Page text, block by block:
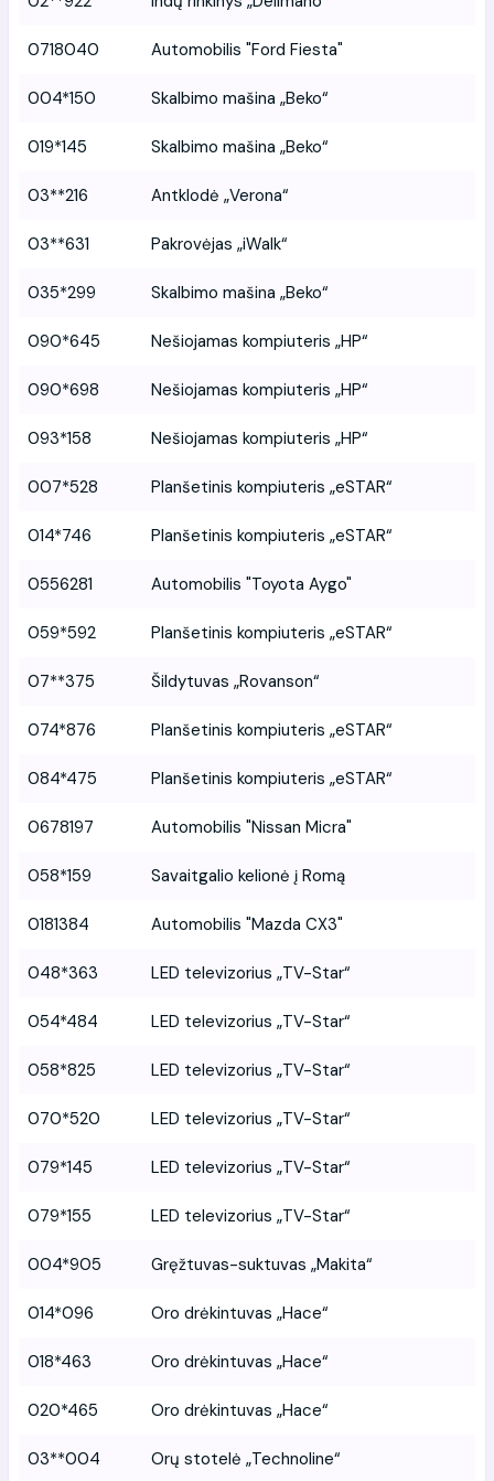
0718040 Automobilis "Ford Fiesta"
004*150 Skalbimo mašina „Beko“
019*145 Skalbimo mašina „Beko“
03**216 Antklodė „Verona“
03**631 Pakrovėjas „iWalk“
035*299 Skalbimo mašina „Beko“
090*645 Nešiojamas kompiuteris „HP“
090*698 Nešiojamas kompiuteris „HP“
093*158 Nešiojamas kompiuteris „HP“
007*528 Planšetinis kompiuteris „eSTAR“
014*746 Planšetinis kompiuteris „eSTAR“
0556281 Automobilis "Toyota Aygo"
059*592 Planšetinis kompiuteris „eSTAR“
07**375 Šildytuvas „Rovanson“
074*876 Planšetinis kompiuteris „eSTAR“
084*475 Planšetinis kompiuteris „eSTAR“
0678197 Automobilis "Nissan Micra"
058*159 Savaitgalio kelionė į Romą
0181384 Automobilis "Mazda CX3"
048*363 LED televizorius „TV-Star“
054*484 LED televizorius „TV-Star“
058*825 LED televizorius „TV-Star“
070*520 LED televizorius „TV-Star“
079*145 LED televizorius „TV-Star“
079*155 LED televizorius „TV-Star“
004*905 Gręžtuvas-suktuvas „Makita“
014*096 Oro drėkintuvas „Hace“
018*463 Oro drėkintuvas „Hace“
020*465 Oro drėkintuvas „Hace“
03**004 Orų stotelė „Technoline“